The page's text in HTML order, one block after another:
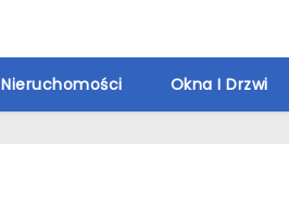
Nieruchomości Okna I Drzwi